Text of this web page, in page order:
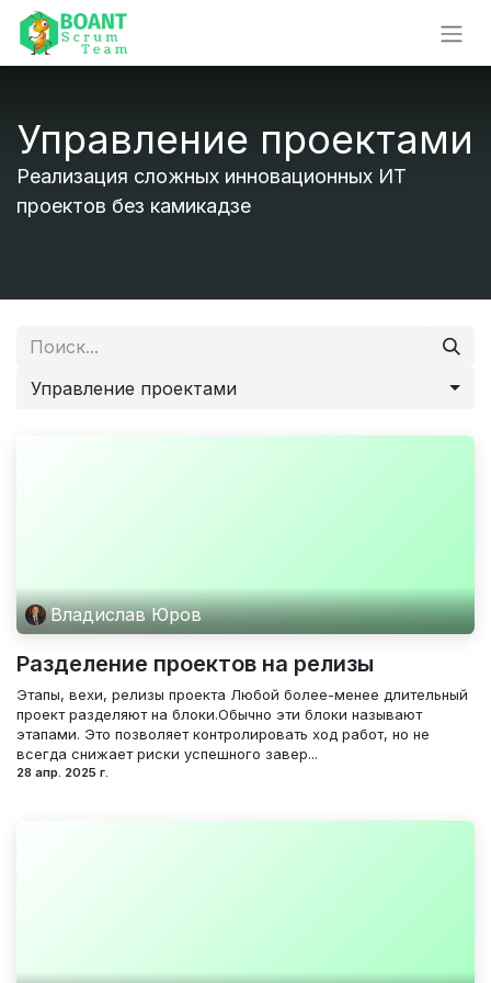
Управление проектами
Реализация сложных инновационных ИТ
проектов без камикадзе
Управление проектами
Владислав Юров
Разделение проектов на релизы
Этапы, вехи, релизы проекта Любой более-менее длительный
проект разделяют на блоки.Обычно эти блоки называют
этапами. Это позволяет контролировать ход работ, но не
всегда снижает риски успешного завер...
28 апр. 2025 г.